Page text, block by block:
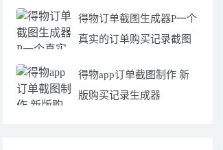
得物订单截图生成器P一个
真实的订单购买记录截图
得物app订单截图制作 新
版购买记录生成器